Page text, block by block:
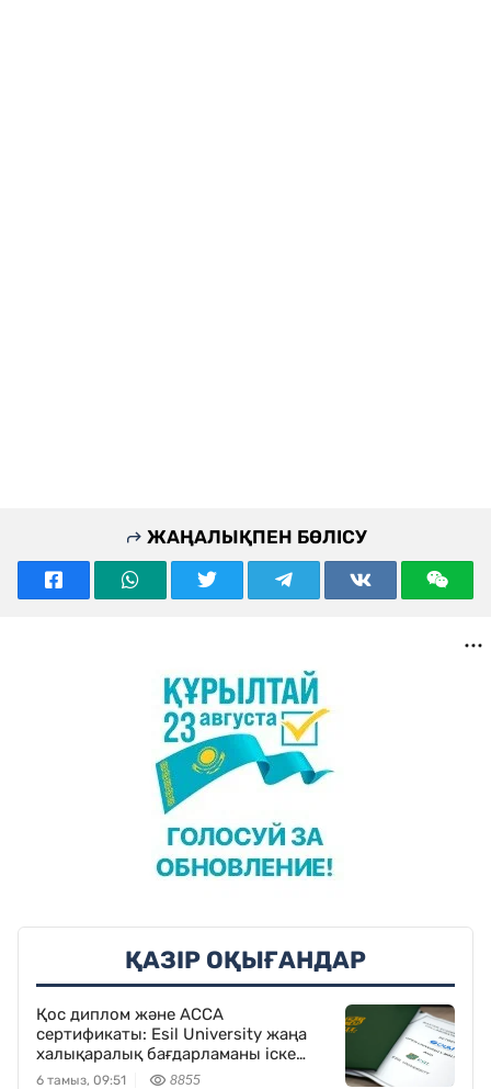
ЖАҢАЛЫҚПЕН БӨЛІСУ
ҚАЗІР ОҚЫҒАНДАР
Қос диплом және ACCA
сертификаты: Esil University жаңа
халықаралық бағдарламаны іске
қосты
6 тамыз, 09:51 8855